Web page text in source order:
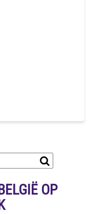
OP